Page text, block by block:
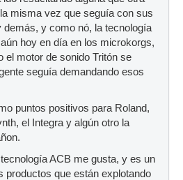
misma vez que seguía con sus
demás, y como nó, la tecnología
hoy en día en los microkorgs,
el motor de sonido Tritón se
seguía demandando esos
puntos positivos para Roland,
el Integra y algún otro la
ACB me gusta, y es un
productos que están explotando